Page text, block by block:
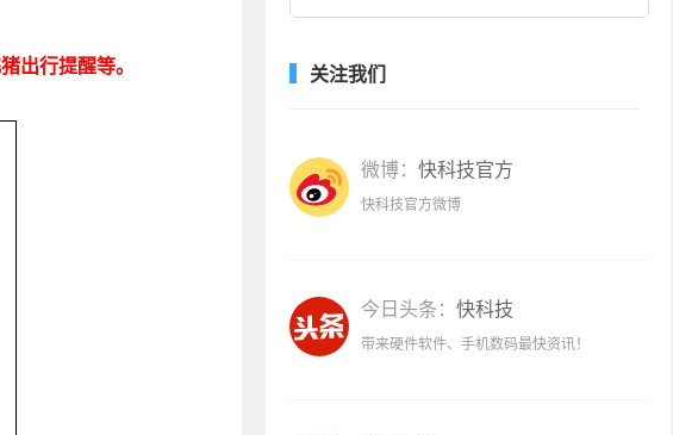
出行提醒等。 关注我们
微博： 快科技官方
快科技官方微博
今日头条： 快科技
带来硬件软件、手机数码最快资讯！